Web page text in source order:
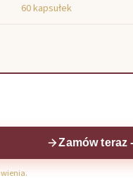
60 kapsułek
Zamów teraz